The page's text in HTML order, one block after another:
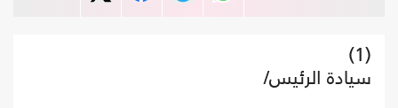
(1)
سيادة الرئيس/